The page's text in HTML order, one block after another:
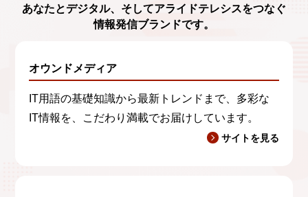
あなたとデジタル、 そしてアライドテレシスをつなぐ
情報発信ブランドです。
オウンドメディア
IT用語の基礎知識から最新トレンドまで、多彩な
IT情報を、こだわり満載でお届けしています。
サイトを見る